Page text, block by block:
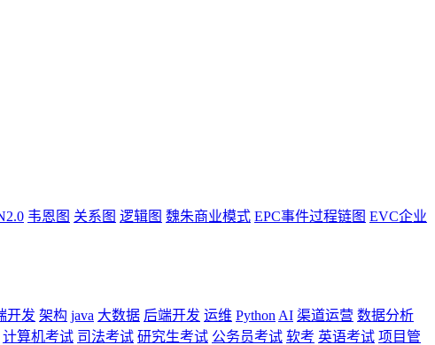
韦恩图 关系图 逻辑图 魏朱商业模式 EPC事件过程链图 EVC企业
开发 架构 java 大数据 后端开发 运维 Python AI 渠道运营 数据分析
计算机考试 司法考试 研究生考试 公务员考试 软考 英语考试 项目管